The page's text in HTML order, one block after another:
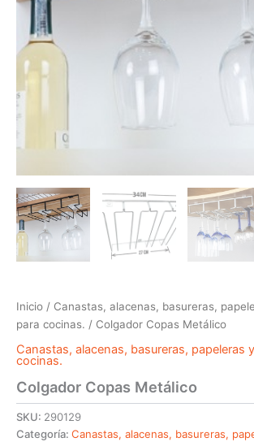
Inicio / Canastas, alacenas, basureras,
para cocinas. / Colgador Copas Metálico
Canastas, alacenas, basureras, papeleras
cocinas.
Colgador Copas Metálico
SKU: 290129
Categoría: Canastas, alacenas, basureras,